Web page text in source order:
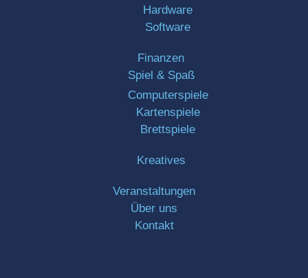
Hardware
Software
Finanzen
Spiel & Spaß
Computerspiele
Kartenspiele
Brettspiele
Kreatives
Veranstaltungen
Über uns
Kontakt